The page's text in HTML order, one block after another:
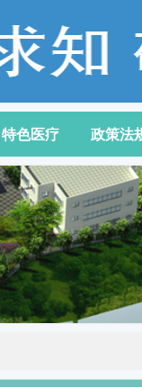
特色医疗 政策法